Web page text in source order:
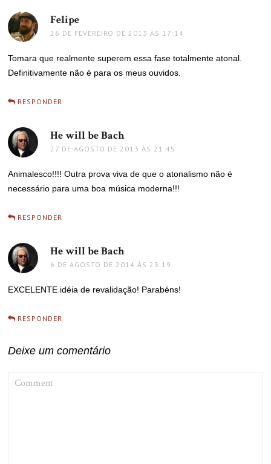
Felipe
26 DE FEVEREIRO DE 2013 ÀS 17:14
Tomara que realmente superem essa fase totalmente atonal.
Definitivamente não é para os meus ouvidos.
RESPONDER
He will be Bachdisse:
27 DE AGOSTO DE 2013 ÀS 21:45
Animalesco!!!! Outra prova viva de que o atonalismo não é
necessário para uma boa música moderna!!!
RESPONDER
He will be Bachdisse:
6 DE AGOSTO DE 2014 ÀS 23:19
EXCELENTE idéia de revalidação! Parabéns!
RESPONDER
Deixe um comentário